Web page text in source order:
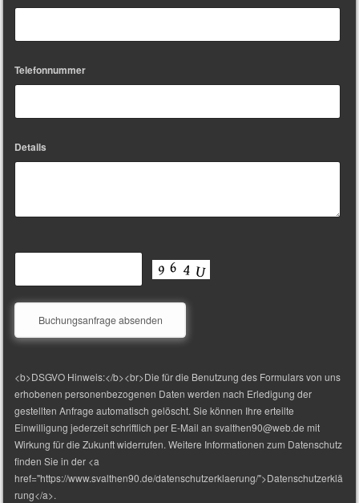
Telefonnummer
Details
<b>DSGVO Hinweis:</b><br>Die für die Benutzung des Formulars von uns
erhobenen personenbezogenen Daten werden nach Erledigung der
gestellten Anfrage automatisch gelöscht. Sie können Ihre erteilte
Einwilligung jederzeit schriftlich per E-Mail an svalthen90@web.de mit
Wirkung für die Zukunft widerrufen. Weitere Informationen zum Datenschutz
finden Sie in der <a
href="https://www.svalthen90.de/datenschutzerklaerung/">Datenschutzerklä
rung</a>.